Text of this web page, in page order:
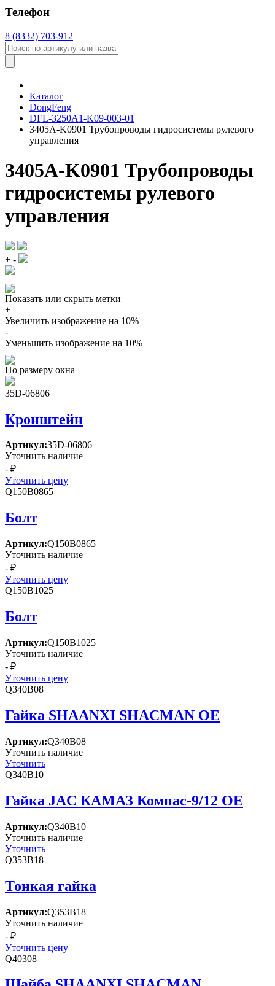
Телефон
8 (8332) 703-912
Каталог
DongFeng
DFL-3250A1-K09-003-01
3405A-K0901 Трубопроводы гидросистемы рулевого
управления
3405A-K0901 Трубопроводы
гидросистемы рулевого
управления
+ -
Показать или скрыть метки
+
Увеличить изображение на 10%
-
Уменьшить изображение на 10%
По размеру окна
35D-06806
Кронштейн
Артикул:35D-06806
Уточнить наличие
- ₽
Уточнить цену
Q150B0865
Болт
Артикул:Q150B0865
Уточнить наличие
- ₽
Уточнить цену
Q150B1025
Болт
Артикул:Q150B1025
Уточнить наличие
- ₽
Уточнить цену
Q340B08
Гайка SHAANXI SHACMAN OE
Артикул:Q340B08
Уточнить наличие
Уточнить
Q340B10
Гайка JAC КАМАЗ Компас-9/12 OE
Артикул:Q340B10
Уточнить наличие
Уточнить
Q353B18
Тонкая гайка
Артикул:Q353B18
Уточнить наличие
- ₽
Уточнить цену
Q40308